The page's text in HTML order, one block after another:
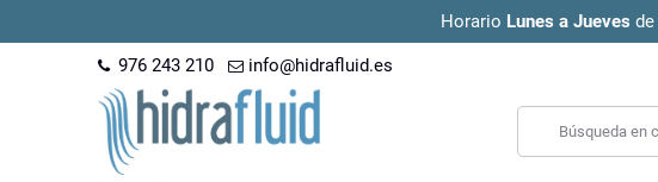
Horario Lunes a Jueves de
976 243 210 info@hidrafluid.es